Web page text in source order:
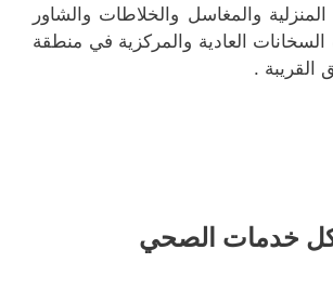
والمغاسل والخلاطات والشاور
العادية والمركزية في منطقة
القريبة .
خدمات الصحي